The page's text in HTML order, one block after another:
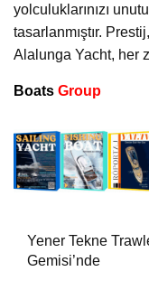
yolculuklarınızı
tasarlanmıştır.
Alalunga Yacht, her
Boats Group
Yener Tekne
Gemisi’nde